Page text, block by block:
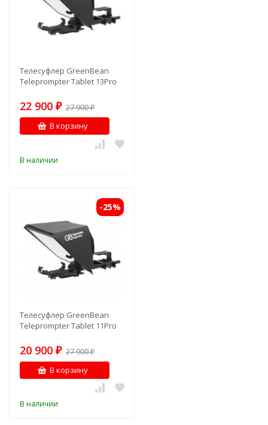
Телесуфлер GreenBean
Teleprompter Tablet 13Pro
22 900 ₽ 27 900₽
В корзину
В наличии
-25%
Телесуфлер GreenBean
Teleprompter Tablet 11Pro
20 900 ₽ 27 900₽
В корзину
В наличии